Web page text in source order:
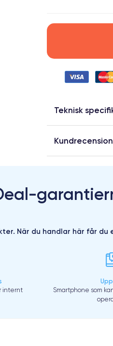
Teknisk
När du handlar här får du
internt
Smartphone som